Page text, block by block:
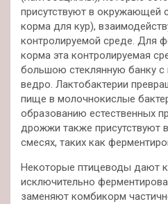
присутствуют в окружающей
корма для кур),
контролируемой среде. Для
корма эта контролируемая
большою стеклянную банку с
ведро. Лактобактерии
пище в молочнокислые
образованию естественных
дрожжи также присутствуют
смесях, таких как
Некоторые птицеводы дают
исключительно
заменяют комбикорм